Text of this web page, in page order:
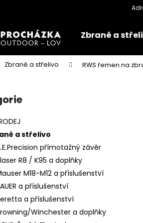
Zbraně a
Zbraně a střelivo RWS řemen na
a střelivo
přímotažný závěr
R8 / K95 a doplňky
M18-M12 a příslušenství
a příslušenství
a příslušenství
Winchester a doplňky